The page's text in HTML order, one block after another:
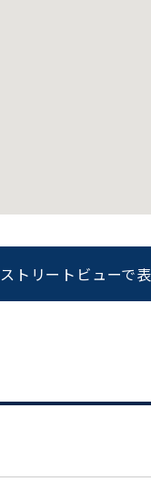
にご案内できます
ストリートビューで